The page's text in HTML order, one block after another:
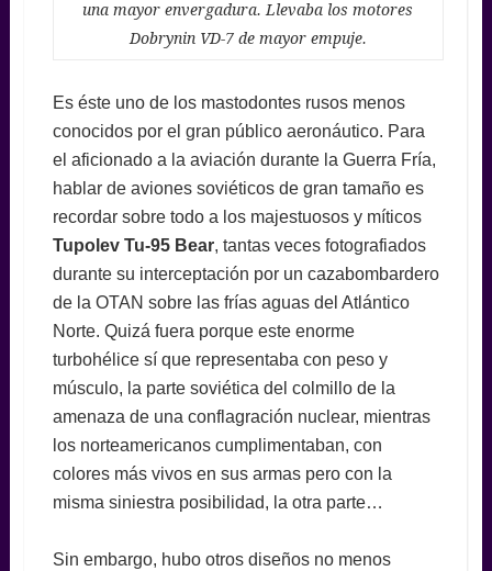
una mayor envergadura. Llevaba los motores
Dobrynin VD-7 de mayor empuje.
Es éste uno de los mastodontes rusos menos
conocidos por el gran público aeronáutico. Para
el aficionado a la aviación durante la Guerra Fría,
hablar de aviones soviéticos de gran tamaño es
recordar sobre todo a los majestuosos y míticos
Tupolev Tu-95 Bear, tantas veces fotografiados
durante su interceptación por un cazabombardero
de la OTAN sobre las frías aguas del Atlántico
Norte. Quizá fuera porque este enorme
turbohélice sí que representaba con peso y
músculo, la parte soviética del colmillo de la
amenaza de una conflagración nuclear, mientras
los norteamericanos cumplimentaban, con
colores más vivos en sus armas pero con la
misma siniestra posibilidad, la otra parte…
Sin embargo, hubo otros diseños no menos